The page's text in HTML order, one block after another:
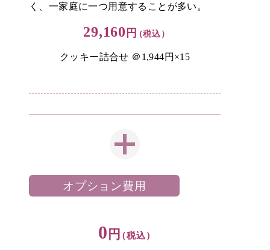
く、一家庭に一つ用意することが多い。
29,160 円（税込）
クッキー詰合せ ＠1,944円×15
オプション費用
0 円（税込）